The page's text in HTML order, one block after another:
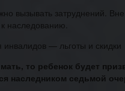
вызывать затруднений.
наследованию.
— льготы и скидки
то ребенок будет
наследником седьмой